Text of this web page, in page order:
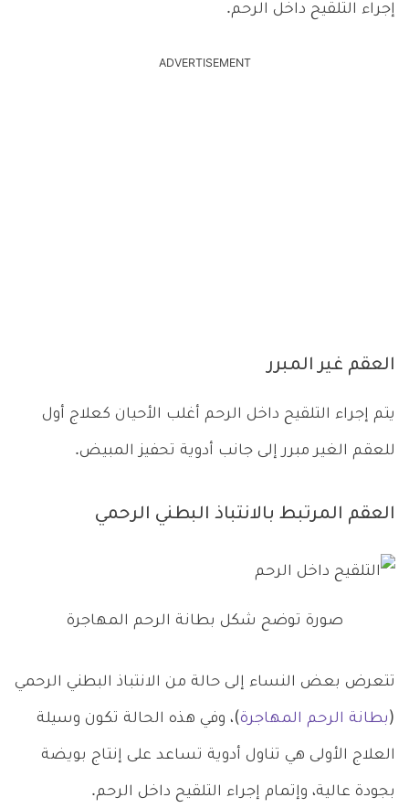
إجراء التلقيح داخل الرحم.
ADVERTISEMENT
العقم غير المبرر
يتم إجراء التلقيح داخل الرحم أغلب الأحيان كعلاج أول
للعقم الغير مبرر إلى جانب أدوية تحفيز المبيض.
العقم المرتبط بالانتباذ البطني الرحمي
صورة توضح شكل بطانة الرحم المهاجرة
تتعرض بعض النساء إلى حالة من الانتباذ البطني الرحمي
(بطانة الرحم المهاجرة)، وفي هذه الحالة تكون وسيلة
العلاج الأولى هي تناول أدوية تساعد على إنتاج بويضة
بجودة عالية، وإتمام إجراء التلقيح داخل الرحم.